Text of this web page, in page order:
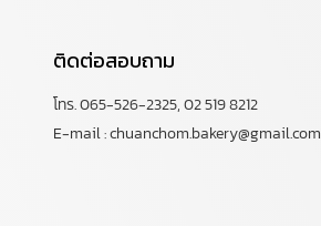
ติดต่อสอบถาม
โทร. 065-526-2325, 02 519 8212
E-mail : chuanchom.bakery@gmail.com